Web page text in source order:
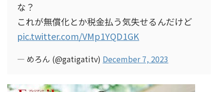
な？
これが無償化とか税金払う気失せるんだけど
pic.twitter.com/VMp1YQD1GK
— めろん (@gatigatitv) December 7, 2023